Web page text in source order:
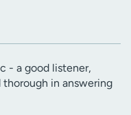
- a good listener,
thorough in answering